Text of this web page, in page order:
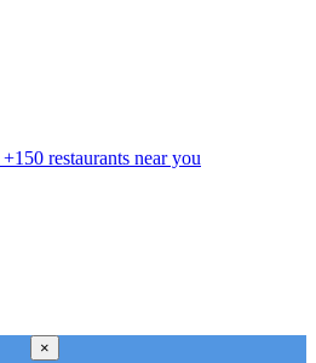
restaurants near you
×